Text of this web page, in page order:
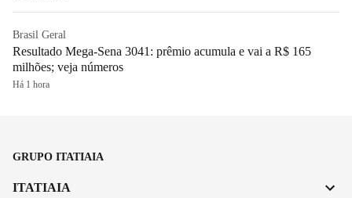
Brasil Geral
Resultado Mega-Sena 3041: prêmio acumula e vai a R$ 165
milhões; veja números
Há 1 hora
GRUPO ITATIAIA
ITATIAIA